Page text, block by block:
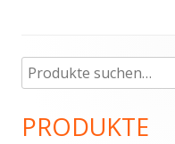
Haupt-
Seitenleiste
Suche
nach:
PRODUKTE